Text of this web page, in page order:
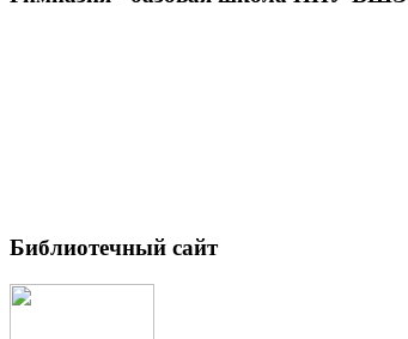
Библиотечный сайт